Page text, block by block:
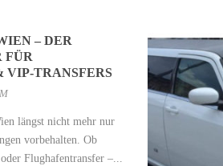
– DER
FÜR
VIP-TRANSFERS
längst nicht mehr nur
vorbehalten. Ob
Flughafentransfer –...